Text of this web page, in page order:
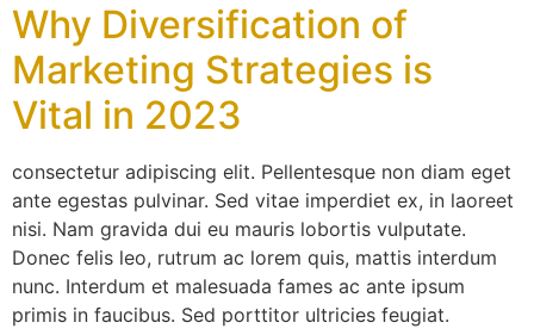
Why Diversification of
Marketing Strategies is
Vital in 2023
consectetur adipiscing elit. Pellentesque non diam eget
ante egestas pulvinar. Sed vitae imperdiet ex, in laoreet
nisi. Nam gravida dui eu mauris lobortis vulputate.
Donec felis leo, rutrum ac lorem quis, mattis interdum
nunc. Interdum et malesuada fames ac ante ipsum
primis in faucibus. Sed porttitor ultricies feugiat.